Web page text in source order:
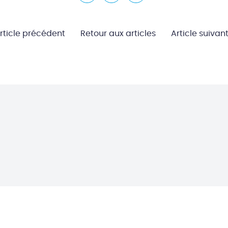
précédent Retour aux articles Article suivant